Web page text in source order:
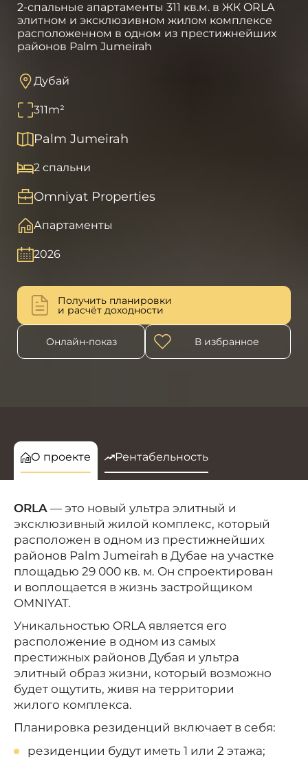
2-спальные апартаменты 311 кв.м. в ЖК ORLA
элитном и эксклюзивном жилом комплексе
расположенном в одном из престижнейших
районов Palm Jumeirah
Дубай
311m²
Palm Jumeirah
2 спальни
Omniyat Properties
Апартаменты
2026
Получить планировки
и расчёт доходности
Онлайн-показ В избранное
О проекте Рентабельность
ORLA — это новый ультра элитный и
эксклюзивный жилой комплекс, который
расположен в одном из престижнейших
районов Palm Jumeirah в Дубае на участке
площадью 29 000 кв. м. Он спроектирован
и воплощается в жизнь застройщиком
OMNIYAT.
Уникальностью ORLA является его
расположение в одном из самых
престижных районов Дубая и ультра
элитный образ жизни, который возможно
будет ощутить, живя на территории
жилого комплекса.
Планировка резиденций включает в себя:
резиденции будут иметь 1 или 2 этажа;